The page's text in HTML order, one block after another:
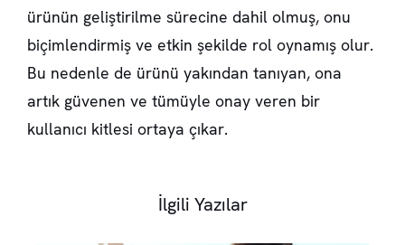
ürünün geliştirilme sürecine dahil olmuş, onu
biçimlendirmiş ve etkin şekilde rol oynamış olur.
Bu nedenle de ürünü yakından tanıyan, ona
artık güvenen ve tümüyle onay veren bir
kullanıcı kitlesi ortaya çıkar.
İlgili Yazılar